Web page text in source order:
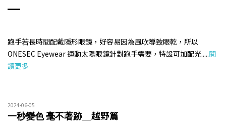
跑手若長時間配戴隱形眼鏡，好容易因為風吹導致眼乾，所以
ONESEC Eyewear 運動太陽眼鏡針對跑手需要，特設可加配光.....閱
讀更多
2024-06-05
一秒變色 毫不著跡 ＿越野篇